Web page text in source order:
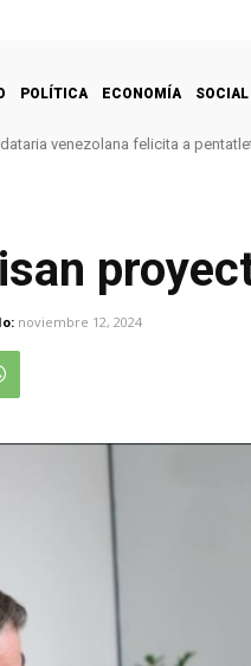
POLÍTICA ECONOMÍA SOCIAL
venezolana felicita a
noviembre 12, 2024